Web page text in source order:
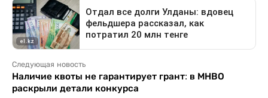
Следующая новость
Наличие квоты не гарантирует грант: в МНВО
раскрыли детали конкурса